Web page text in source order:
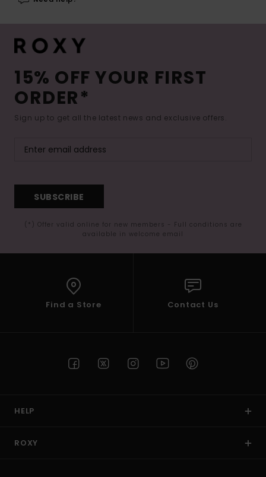
15% OFF YOUR FIRST
ORDER*
Sign up to get all the latest news and exclusive offers.
SUBSCRIBE
(*) Offer valid online for new members - Full conditions are
available in welcome email
Find a Store Contact Us
HELP
ROXY